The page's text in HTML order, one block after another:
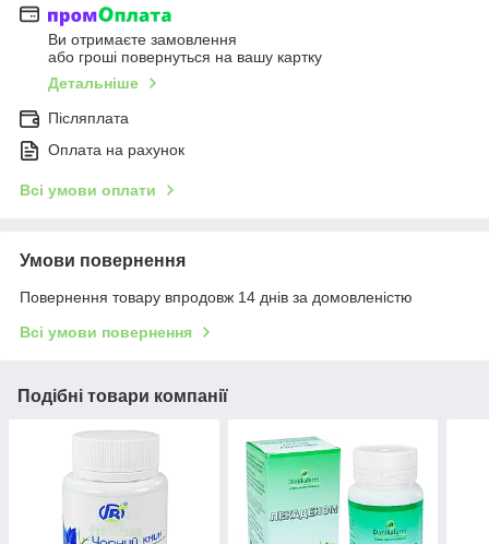
Ви отримаєте замовлення
або гроші повернуться на вашу картку
Детальніше
Післяплата
Оплата на рахунок
Всі умови оплати
Умови повернення
Повернення товару впродовж 14 днів за домовленістю
Всі умови повернення
Подібні товари компанії